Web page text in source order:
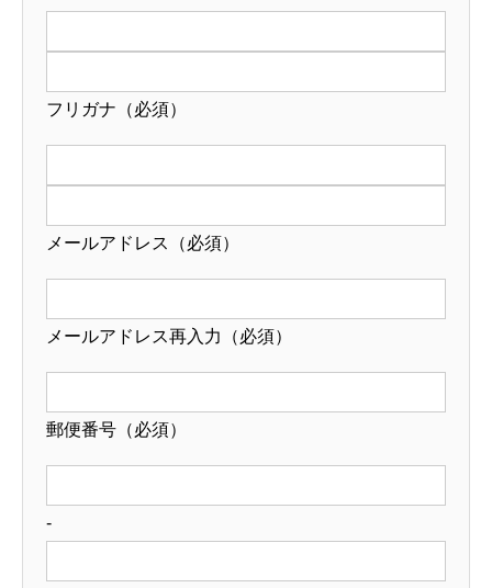
フリガナ （必須）
メールアドレス （必須）
メールアドレス再入力 （必須）
郵便番号 （必須）
-